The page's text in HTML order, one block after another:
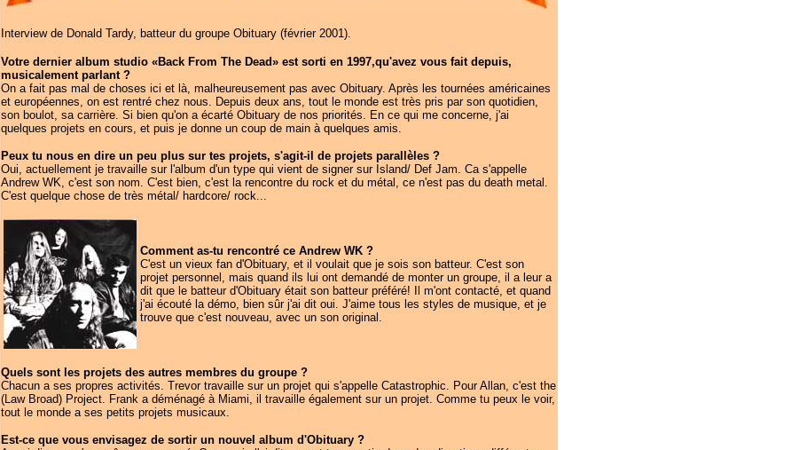
Interview de Donald Tardy, batteur du groupe Obituary (février 2001).
Votre dernier album studio «Back From The Dead» est sorti en 1997,qu'avez vous fait depuis,
musicalement parlant ?
On a fait pas mal de choses ici et là, malheureusement pas avec Obituary. Après les tournées américaines
et européennes, on est rentré chez nous. Depuis deux ans, tout le monde est très pris par son quotidien,
son boulot, sa carrière. Si bien qu'on a écarté Obituary de nos priorités. En ce qui me concerne, j'ai
quelques projets en cours, et puis je donne un coup de main à quelques amis.
Peux tu nous en dire un peu plus sur tes projets, s'agit-il de projets parallèles ?
Oui, actuellement je travaille sur l'album d'un type qui vient de signer sur Island/ Def Jam. Ca s'appelle
Andrew WK, c'est son nom. C'est bien, c'est la rencontre du rock et du métal, ce n'est pas du death metal.
C'est quelque chose de très métal/ hardcore/ rock...
Comment as-tu rencontré ce Andrew WK ?
C'est un vieux fan d'Obituary, et il voulait que je sois son batteur. C'est son
projet personnel, mais quand ils lui ont demandé de monter un groupe, il a leur a
dit que le batteur d'Obituary était son batteur préféré! Il m'ont contacté, et quand
j'ai écouté la démo, bien sûr j'ai dit oui. J'aime tous les styles de musique, et je
trouve que c'est nouveau, avec un son original.
Quels sont les projets des autres membres du groupe ?
Chacun a ses propres activités. Trevor travaille sur un projet qui s'appelle Catastrophic. Pour Allan, c'est the
(Law Broad) Project. Frank a déménagé à Miami, il travaille également sur un projet. Comme tu peux le voir,
tout le monde a ses petits projets musicaux.
Est-ce que vous envisagez de sortir un nouvel album d'Obituary ?